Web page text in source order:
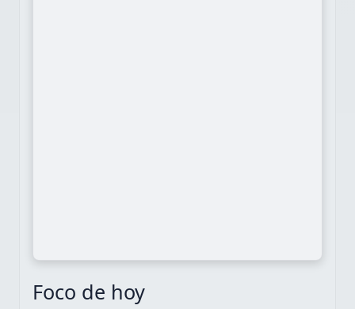
Foco de hoy